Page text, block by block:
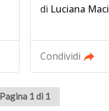
di Luciana Maci
Condividi
Pagina 1 di 1